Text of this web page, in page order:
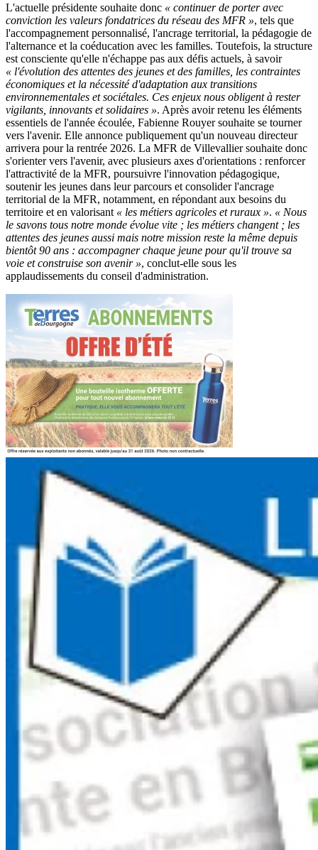
L'actuelle présidente souhaite donc « continuer de porter avec
conviction les valeurs fondatrices du réseau des MFR », tels que
l'accompagnement personnalisé, l'ancrage territorial, la pédagogie de
l'alternance et la coéducation avec les familles. Toutefois, la structure
est consciente qu'elle n'échappe pas aux défis actuels, à savoir
« l'évolution des attentes des jeunes et des familles, les contraintes
économiques et la nécessité d'adaptation aux transitions
environnementales et sociétales. Ces enjeux nous obligent à rester
vigilants, innovants et solidaires ». Après avoir retenu les éléments
essentiels de l'année écoulée, Fabienne Rouyer souhaite se tourner
vers l'avenir. Elle annonce publiquement qu'un nouveau directeur
arrivera pour la rentrée 2026. La MFR de Villevallier souhaite donc
s'orienter vers l'avenir, avec plusieurs axes d'orientations : renforcer
l'attractivité de la MFR, poursuivre l'innovation pédagogique,
soutenir les jeunes dans leur parcours et consolider l'ancrage
territorial de la MFR, notamment, en répondant aux besoins du
territoire et en valorisant « les métiers agricoles et ruraux ». « Nous
le savons tous notre monde évolue vite ; les métiers changent ; les
attentes des jeunes aussi mais notre mission reste la même depuis
bientôt 90 ans : accompagner chaque jeune pour qu'il trouve sa
voie et construise son avenir », conclut-elle sous les
applaudissements du conseil d'administration.